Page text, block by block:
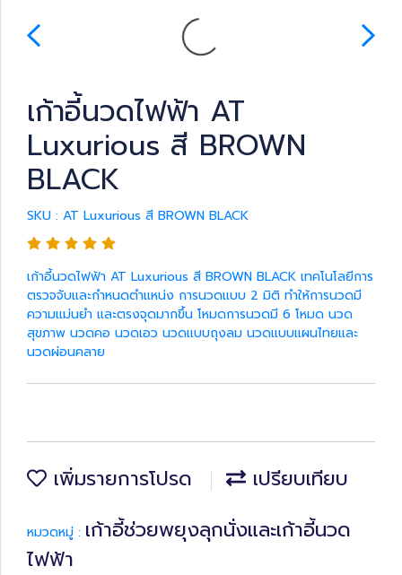
เก้าอี้นวดไฟฟ้า AT
Luxurious สี BROWN
BLACK
SKU : AT Luxurious สี BROWN BLACK
เก้าอี้นวดไฟฟ้า AT Luxurious สี BROWN BLACK เทคโนโลยีการ
ตรวจจับและกำหนดตำแหน่ง การนวดแบบ 2 มิติ ทำให้การนวดมี
ความแม่นยำ และตรงจุดมากขึ้น โหมดการนวดมี 6 โหมด นวด
สุขภาพ นวดคอ นวดเอว นวดแบบถุงลม นวดแบบแผนไทยและ
นวดผ่อนคลาย
เพิ่มรายการโปรด เปรียบเทียบ
หมวดหมู่ : เก้าอี้ช่วยพยุงลุกนั่งและเก้าอี้นวด
ไฟฟ้า